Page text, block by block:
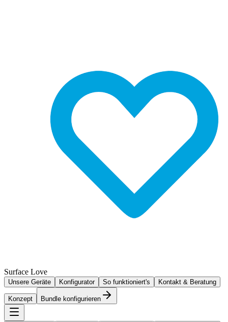
Surface Love
Unsere Geräte Konfigurator So funktioniert's Kontakt & Beratung
Konzept Bundle konfigurieren